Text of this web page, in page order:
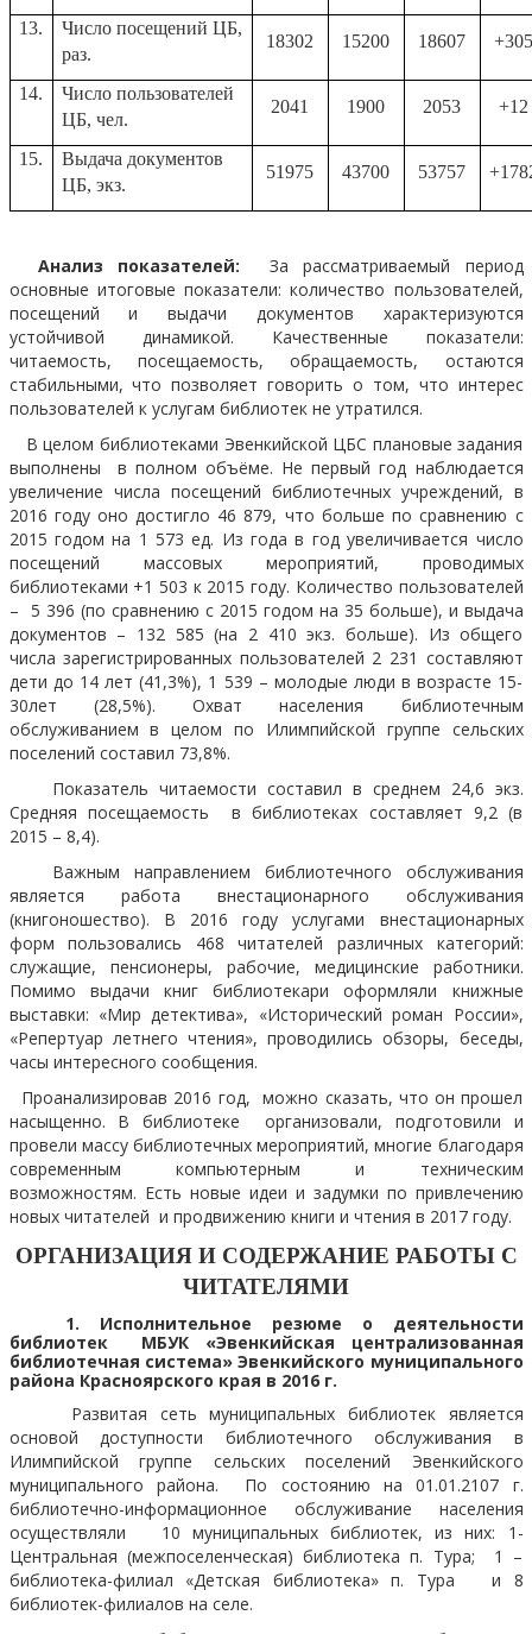
13.
Число посещений ЦБ,
раз.
18302 15200 18607 +305
14.
Число пользователей
ЦБ, чел.
2041 1900 2053 +12
15.
Выдача документов
ЦБ, экз.
51975 43700 53757
Анализ показателей: За рассматриваемый период
основные итоговые показатели: количество пользователей,
посещений и выдачи документов характеризуются
устойчивой динамикой. Качественные показатели:
читаемость, посещаемость, обращаемость, остаются
стабильными, что позволяет говорить о том, что интерес
пользователей к услугам библиотек не утратился.
В целом библиотеками Эвенкийской ЦБС плановые задания
выполнены в полном объёме. Не первый год наблюдается
увеличение числа посещений библиотечных учреждений, в
2016 году оно достигло 46 879, что больше по сравнению с
2015 годом на 1 573 ед. Из года в год увеличивается число
посещений массовых мероприятий, проводимых
библиотеками +1 503 к 2015 году. Количество пользователей
– 5 396 (по сравнению с 2015 годом на 35 больше), и выдача
документов – 132 585 (на 2 410 экз. больше). Из общего
числа зарегистрированных пользователей 2 231 составляют
дети до 14 лет (41,3%), 1 539 – молодые люди в возрасте 15-
30лет (28,5%). Охват населения библиотечным
обслуживанием в целом по Илимпийской группе сельских
поселений составил 73,8%.
Показатель читаемости составил в среднем 24,6 экз.
Средняя посещаемость в библиотеках составляет 9,2 (в
2015 – 8,4).
Важным направлением библиотечного обслуживания
является работа внестационарного обслуживания
(книгоношество). В 2016 году услугами внестационарных
форм пользовались 468 читателей различных категорий:
служащие, пенсионеры, рабочие, медицинские работники.
Помимо выдачи книг библиотекари оформляли книжные
выставки: «Мир детектива», «Исторический роман России»,
«Репертуар летнего чтения», проводились обзоры, беседы,
часы интересного сообщения.
Проанализировав 2016 год, можно сказать, что он прошел
насыщенно. В библиотеке организовали, подготовили и
провели массу библиотечных мероприятий, многие благодаря
современным компьютерным и техническим
возможностям. Есть новые идеи и задумки по привлечению
новых читателей и продвижению книги и чтения в 2017 году.
ОРГАНИЗАЦИЯ И СОДЕРЖАНИЕ РАБОТЫ С
ЧИТАТЕЛЯМИ
1. Исполнительное резюме о деятельности
библиотек МБУК «Эвенкийская централизованная
библиотечная система» Эвенкийского муниципального
района Красноярского края в 2016 г.
Развитая сеть муниципальных библиотек является
основой доступности библиотечного обслуживания в
Илимпийской группе сельских поселений Эвенкийского
муниципального района. По состоянию на 01.01.2107 г.
библиотечно-информационное обслуживание населения
осуществляли 10 муниципальных библиотек, из них: 1-
Центральная (межпоселенческая) библиотека п. Тура; 1 –
библиотека-филиал «Детская библиотека» п. Тура и 8
библиотек-филиалов на селе.